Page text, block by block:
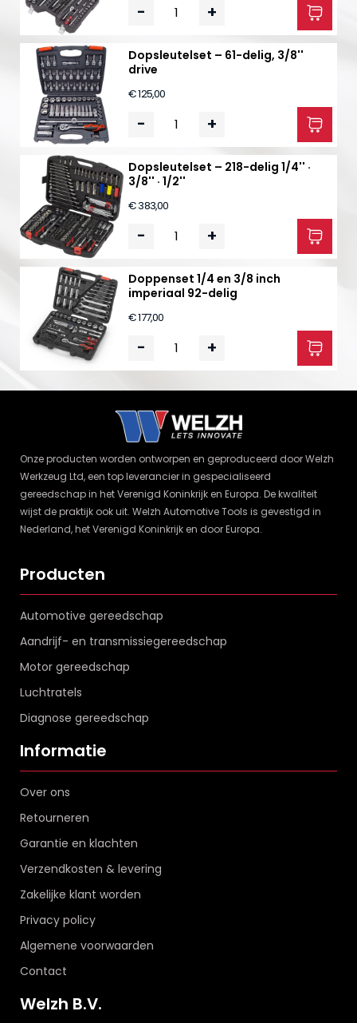
- +
Dopsleutelset – 61-delig, 3/8''
drive
€ 125,00
- +
Dopsleutelset – 218-delig 1/4'' ·
3/8'' · 1/2''
€ 383,00
- +
Doppenset 1/4 en 3/8 inch
imperiaal 92-delig
€ 177,00
- +
Onze producten worden ontworpen en geproduceerd door Welzh
Werkzeug Ltd, een top leverancier in gespecialiseerd
gereedschap in het Verenigd Koninkrijk en Europa. De kwaliteit
wijst de praktijk ook uit. Welzh Automotive Tools is gevestigd in
Nederland, het Verenigd Koninkrijk en door Europa.
Producten
Automotive gereedschap
Aandrijf- en transmissiegereedschap
Motor gereedschap
Luchtratels
Diagnose gereedschap
Informatie
Over ons
Retourneren
Garantie en klachten
Verzendkosten & levering
Zakelijke klant worden
Privacy policy
Algemene voorwaarden
Contact
Welzh B.V.